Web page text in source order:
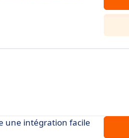
une intégration facile